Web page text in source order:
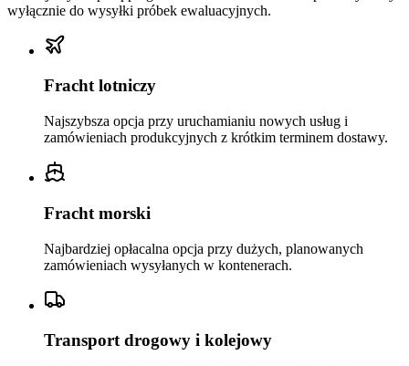
wyłącznie do wysyłki próbek ewaluacyjnych.
Fracht lotniczy
Najszybsza opcja przy uruchamianiu nowych usług i
zamówieniach produkcyjnych z krótkim terminem dostawy.
Fracht morski
Najbardziej opłacalna opcja przy dużych, planowanych
zamówieniach wysyłanych w kontenerach.
Transport drogowy i kolejowy